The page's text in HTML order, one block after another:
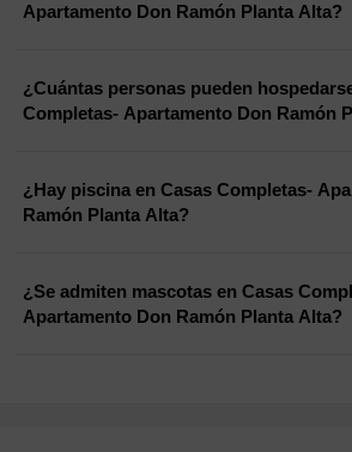
Apartamento Don Ramón Planta Alta?
¿Cuántas personas pueden
Completas- Apartamento Don Ramón
¿Hay piscina en Casas Completas-
Ramón Planta Alta?
¿Se admiten mascotas en Casas
Apartamento Don Ramón Planta Alta?